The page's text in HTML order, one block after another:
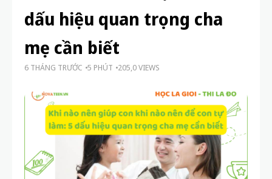
dấu hiệu quan trọng cha
mẹ cần biết
6 THÁNG TRƯỚC 5 PHÚT 205,0 VIEWS